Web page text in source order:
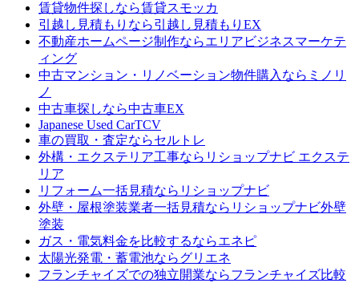
賃貸物件探しなら賃貸スモッカ
引越し見積もりなら引越し見積もりEX
不動産ホームページ制作ならエリアビジネスマーケテ
ィング
中古マンション・リノベーション物件購入なら ミノリ
ノ
中古車探しなら中古車EX
Japanese Used CarTCV
車の買取・査定ならセルトレ
外構・エクステリア工事なら リショップナビ エクステ
リア
リフォーム一括見積なら リショップナビ
外壁・屋根塗装業者一括見積なら リショップナビ外壁
塗装
ガス・電気料金を比較するならエネピ
太陽光発電・蓄電池ならグリエネ
フランチャイズでの独立開業ならフランチャイズ比較